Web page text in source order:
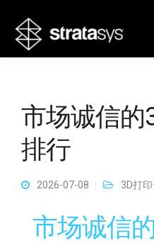
市场诚信的
排行
2026-07-08 3D打
市场诚信